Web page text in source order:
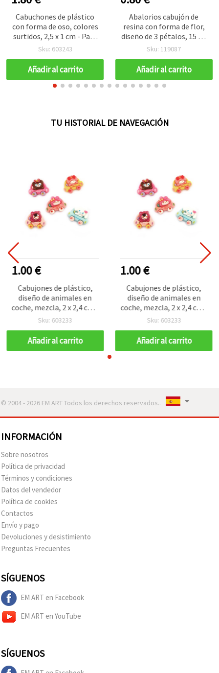
Cabuchones de plástico
con forma de oso, colores
surtidos, 2,5 x 1 cm - Pack
de 10
Sku: 603243
Añadir al carrito
Abalorios cabujón de
resina con forma de flor,
diseño de 3 pétalos, 15 x 5
mm, colores mixtos - 10
Sku: 119087
Añadir al carrito
TU HISTORIAL DE NAVEGACIÓN
1.00 €
Cabujones de plástico,
diseño de animales en
coche, mezcla, 2 x 2,4 cm -
5 piezas
Sku: 603233
Añadir al carrito
1.00 €
Cabujones de plástico,
diseño de animales en
coche, mezcla, 2 x 2,4 cm -
5 piezas
Sku: 603233
Añadir al carrito
© 2004 - 2026 EM ART Todos los derechos reservados..
INFORMACIÓN
Sobre nosotros
Política de privacidad
Términos y condiciones
Datos del vendedor
Política de cookies
Contactos
Envío y pago
Devoluciones y desistimiento
Preguntas Frecuentes
SÍGUENOS
EM ART en Facebook
EM ART en YouTube
SÍGUENOS